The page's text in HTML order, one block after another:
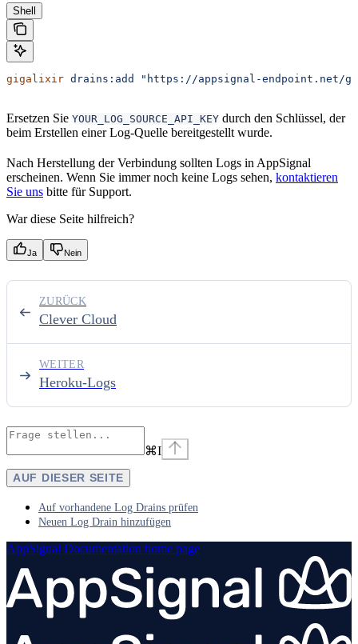
Shell
gigalixir drains:add "https://appsignal-endpoint.net/
Ersetzen Sie YOUR_LOG_SOURCE_API_KEY durch den Schlüssel, der
beim Erstellen einer Log-Quelle bereitgestellt wurde.
Nach Herstellung der Verbindung sollten Logs in AppSignal
erscheinen. Wenn Sie immer noch keine Logs sehen, kontaktieren
Sie uns bitte für Support.
War diese Seite hilfreich?
Ja Nein
Clever Cloud
ZURÜCK
Heroku-Logs
WEITER
⌘I
AUF DIESER SEITE
Auf vorhandene Log Drains prüfen
Neuen Log Drain hinzufügen
AppSignal Documentation home page